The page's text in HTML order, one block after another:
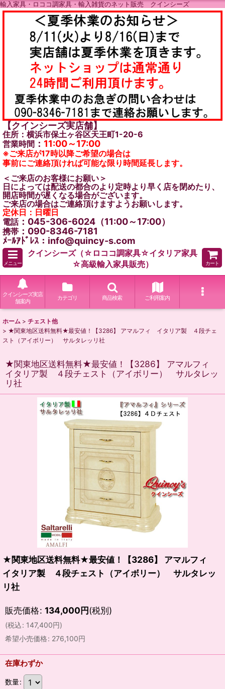
輸入家具・ロココ調家具・輸入雑貨のネット販売 クインシーズ
【クインシーズ実店舗】
住所：横浜市保土ヶ谷区天王町1-20-6
営業時間 ： 11:00～17:00
※ご来店が17時以降ご希望の場合は
事前にご連絡頂ければ可能な限り時間延長します。
＜ご来店のお客様にお願い＞
日によっては配送の都合のより定時より早く店を閉めたり、
開店時間が遅くなる場合がございます。
ご来店の場合はご連絡頂けますようお願いします。
定休日：日曜日
電話：045-306-6024（11:00～17:00）
携帯 ：090-8346-7181
ﾒｰﾙｱﾄﾞﾚｽ：info@quincy-s.com
メニュー
クインシーズ（☆ロココ調家具☆イタリア家具
☆高級輸入家具販売）
カート
クインシーズ実店
舗案内
カテゴリ 商品検索 ご利用案内
ホーム > チェスト他
> ★関東地区送料無料★最安値！【3286】 アマルフィ イタリア製 ４段チェ
スト（アイボリー） サルタレッリ社
★関東地区送料無料★最安値！【3286】 アマルフィ
イタリア製 ４段チェスト（アイボリー） サルタレッ
リ社
★関東地区送料無料★最安値！【3286】 アマルフィ
イタリア製 ４段チェスト（アイボリー） サルタレッ
リ社
販売価格: 134,000円(税別)
(税込: 147,400円)
希望小売価格: 276,100円
在庫わずか
数量: